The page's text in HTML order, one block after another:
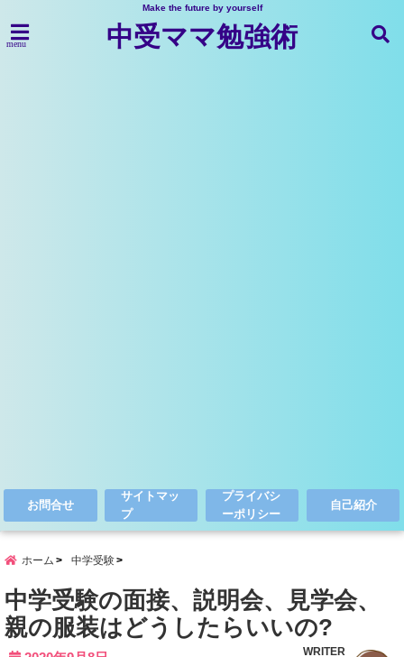
Make the future by yourself
menu 中受ママ勉強術
お問合せ
サイトマッ
プ
プライバシ
ーポリシー
自己紹介
ホーム 中学受験
中学受験の面接、説明会、見学会、
親の服装はどうしたらいいの?
WRITER